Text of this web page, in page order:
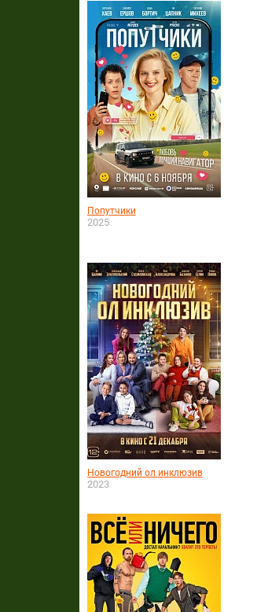
Попутчики
2025
Новогодний ол инклюзив
2023